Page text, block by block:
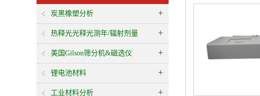
炭黑橡塑分析 +
热释光光释光测年/辐射剂量 +
美国Gilson筛分机&磁选仪 +
锂电池材料 +
工业材料分析 +